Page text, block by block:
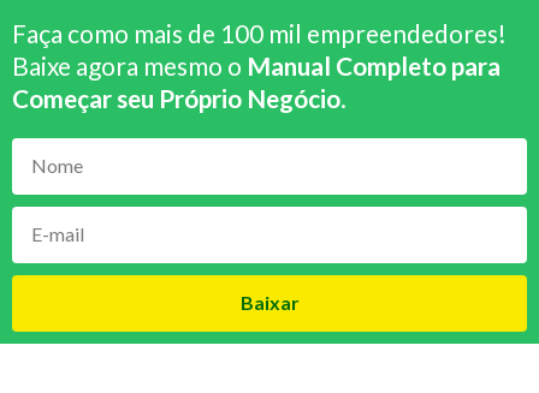
Faça como mais de 100 mil empreendedores!
Baixe agora mesmo o Manual Completo para
Começar seu Próprio Negócio.
Baixar